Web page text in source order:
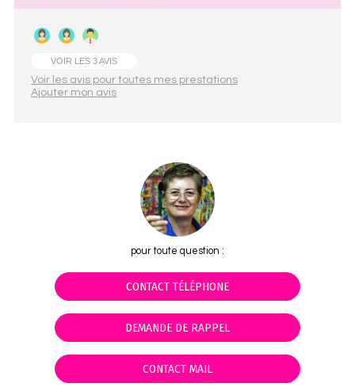
VOIR LES 3 AVIS
Voir les avis pour toutes mes prestations
Ajouter mon avis
pour toute question :
CONTACT TÉLÉPHONE
DEMANDE DE RAPPEL
CONTACT MAIL